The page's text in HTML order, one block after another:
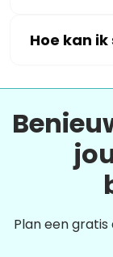
Hoe kan
Plan een